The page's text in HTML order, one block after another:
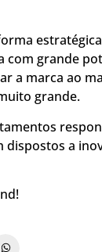
com grande
a marca ao
grande.
dispostos a